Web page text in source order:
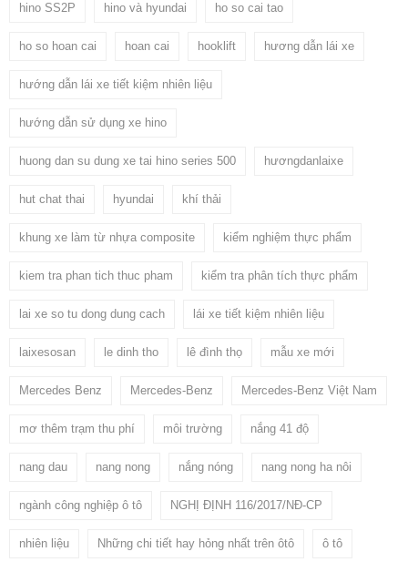
hino SS2P hino và hyundai ho so cai tao
ho so hoan cai hoan cai hooklift hương dẫn lái xe
hướng dẫn lái xe tiết kiệm nhiên liệu
hướng dẫn sử dụng xe hino
huong dan su dung xe tai hino series 500 hươngdanlaixe
hut chat thai hyundai khí thải
khung xe làm từ nhựa composite kiểm nghiệm thực phẩm
kiem tra phan tich thuc pham kiểm tra phân tích thực phẩm
lai xe so tu dong dung cach lái xe tiết kiệm nhiên liệu
laixesosan le dinh tho lê đình thọ mẫu xe mới
Mercedes Benz Mercedes-Benz Mercedes-Benz Việt Nam
mơ thêm trạm thu phí môi trường nắng 41 độ
nang dau nang nong nắng nóng nang nong ha nôi
ngành công nghiệp ô tô NGHỊ ĐỊNH 116/2017/NĐ-CP
nhiên liệu Những chi tiết hay hỏng nhất trên ôtô ô tô